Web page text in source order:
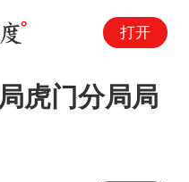
打开
虎门分局局